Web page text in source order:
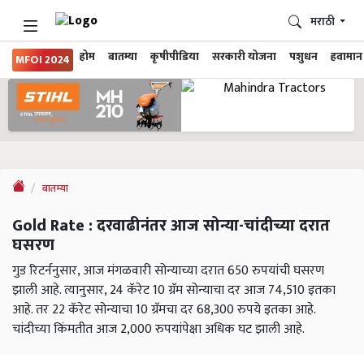
MFOI 2024 होम बातम्या कृषीपीडिया सरकारी योजना पशुधन हवामान
मराठी
बातम्या
Gold Rate : दरवाढीनंतर आज सोन्या-चांदीच्या दरात
घसरण
गुड रिटर्ननुसार, आज मंगळवारी सोन्याच्या दरात 650 रुपयांची घसरण
झाली आहे. त्यानुसार, 24 कॅरेट 10 ग्रॅम सोन्याचा दर आज 74,510 इतका
आहे. तर 22 कॅरेट सोन्याचा 10 ग्रॅमचा दर 68,300 रुपये इतका आहे.
चांदीच्या किंमतीत आज 2,000 रुपयांपेक्षा अधिक घट झाली आहे.